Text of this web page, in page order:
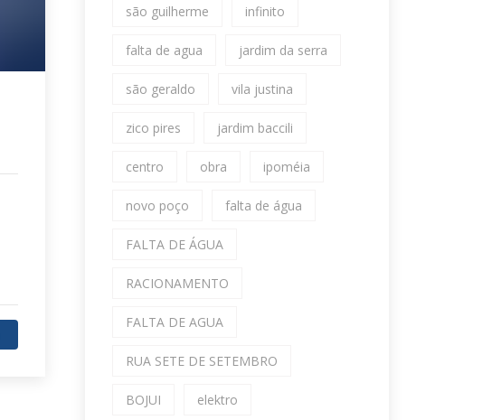
são guilherme infinito
falta de agua jardim da serra
são geraldo vila justina
zico pires jardim baccili
centro obra ipoméia
novo poço falta de água
FALTA DE ÁGUA
RACIONAMENTO
FALTA DE AGUA
RUA SETE DE SETEMBRO
BOJUI elektro